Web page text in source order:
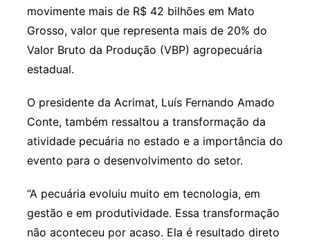
movimente mais de R$ 42 bilhões em Mato
Grosso, valor que representa mais de 20% do
Valor Bruto da Produção (VBP) agropecuária
estadual.
O presidente da Acrimat, Luís Fernando Amado
Conte, também ressaltou a transformação da
atividade pecuária no estado e a importância do
evento para o desenvolvimento do setor.
“A pecuária evoluiu muito em tecnologia, em
gestão e em produtividade. Essa transformação
não aconteceu por acaso. Ela é resultado direto